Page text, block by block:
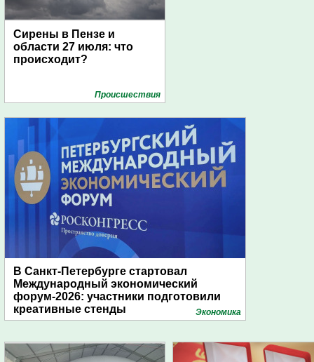
Сирены в Пензе и
области 27 июля: что
происходит?
Проиcшествия
В Санкт-Петербурге стартовал
Международный экономический
форум-2026: участники подготовили
креативные стенды
Экономика